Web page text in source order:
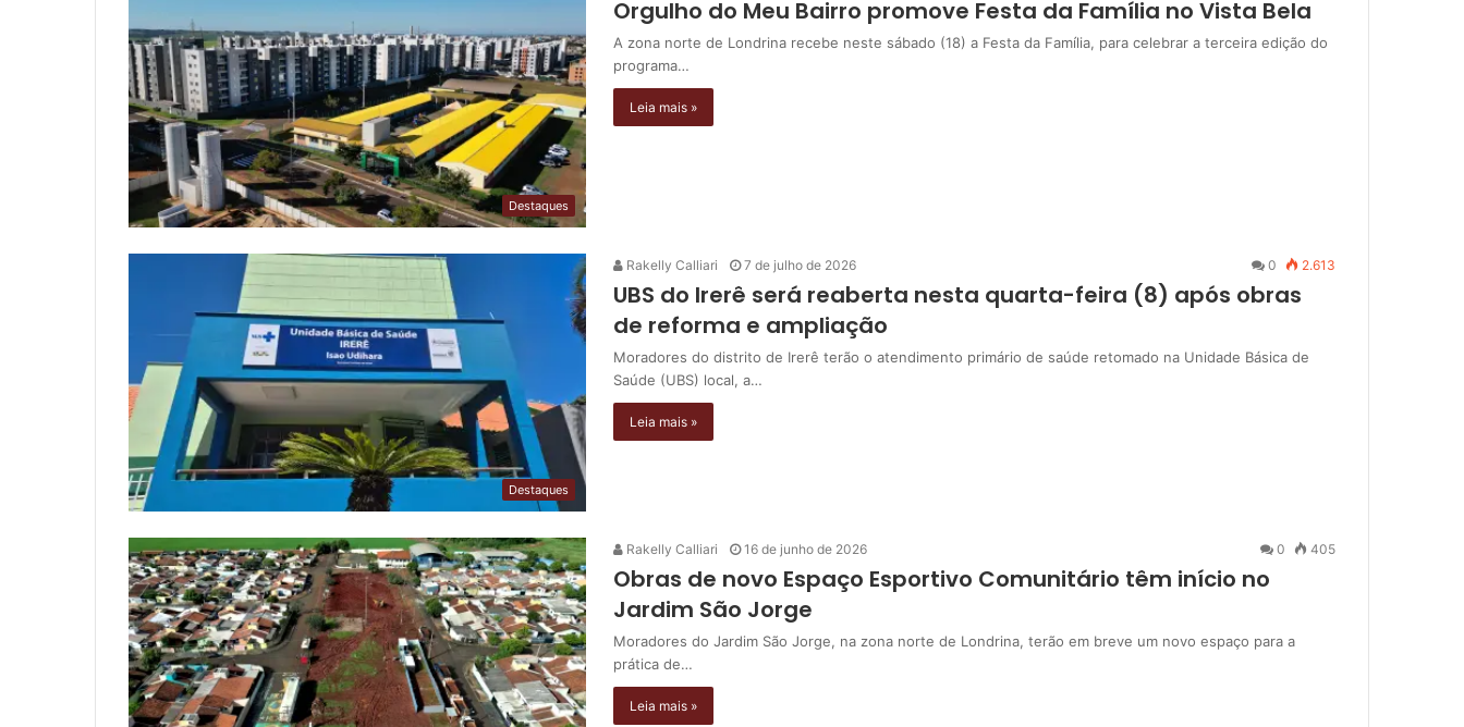
Destaques
Orgulho do Meu Bairro promove Festa da Família no Vista Bela
A zona norte de Londrina recebe neste sábado (18) a Festa da Família, para celebrar a terceira edição do
programa…
Leia mais »
Destaques
Rakelly Calliari 7 de julho de 2026 0 2.613
UBS do Irerê será reaberta nesta quarta-feira (8) após obras
de reforma e ampliação
Moradores do distrito de Irerê terão o atendimento primário de saúde retomado na Unidade Básica de
Saúde (UBS) local, a…
Leia mais »
Rakelly Calliari 16 de junho de 2026 0 405
Obras de novo Espaço Esportivo Comunitário têm início no
Jardim São Jorge
Moradores do Jardim São Jorge, na zona norte de Londrina, terão em breve um novo espaço para a
prática de…
Leia mais »